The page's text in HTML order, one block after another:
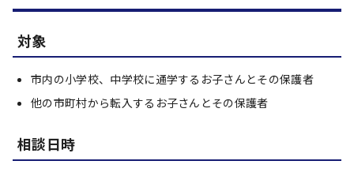
対象
市内の小学校、中学校に通学するお子さんとその保護者
他の市町村から転入するお子さんとその保護者
相談日時